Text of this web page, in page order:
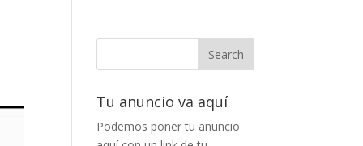
Tu anuncio va aquí
Podemos poner tu anuncio